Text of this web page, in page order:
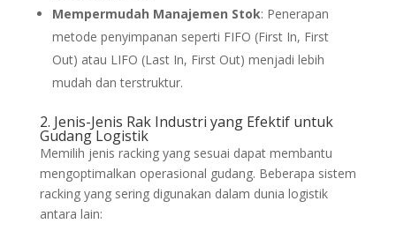
Mempermudah Manajemen Stok: Penerapan
metode penyimpanan seperti FIFO (First In, First
Out) atau LIFO (Last In, First Out) menjadi lebih
mudah dan terstruktur.
2. Jenis-Jenis Rak Industri yang Efektif untuk
Gudang Logistik
Memilih jenis racking yang sesuai dapat membantu
mengoptimalkan operasional gudang. Beberapa sistem
racking yang sering digunakan dalam dunia logistik
antara lain: